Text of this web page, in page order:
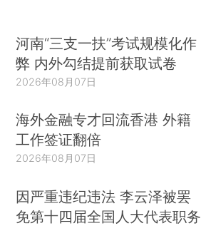
河南“三支一扶”考试规模化作
弊 内外勾结提前获取试卷
2026年08月07日
海外金融专才回流香港 外籍
工作签证翻倍
2026年08月07日
因严重违纪违法 李云泽被罢
免第十四届全国人大代表职务